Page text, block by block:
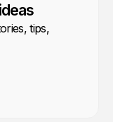
tips,